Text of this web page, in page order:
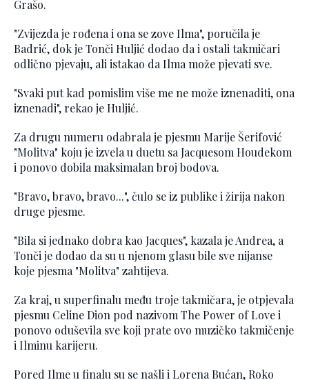
Grašo.
"Zvijezda je rođena i ona se zove Ilma", poručila je
Badrić, dok je Tonči Huljić dodao da i ostali takmičari
odlično pjevaju, ali istakao da Ilma može pjevati sve.
"Svaki put kad pomislim više me ne može iznenaditi, ona
iznenadi", rekao je Huljić.
Za drugu numeru odabrala je pjesmu Marije Šerifović
"Molitva" koju je izvela u duetu sa Jacquesom Houdekom
i ponovo dobila maksimalan broj bodova.
"Bravo, bravo, bravo...", čulo se iz publike i žirija nakon
druge pjesme.
"Bila si jednako dobra kao Jacques", kazala je Andrea, a
Tonči je dodao da su u njenom glasu bile sve nijanse
koje pjesma "Molitva" zahtijeva.
Za kraj, u superfinalu među troje takmičara, je otpjevala
pjesmu Celine Dion pod nazivom The Power of Love i
ponovo oduševila sve koji prate ovo muzičko takmičenje
i Ilminu karijeru.
Pored Ilme u finalu su se našli i Lorena Bućan, Roko